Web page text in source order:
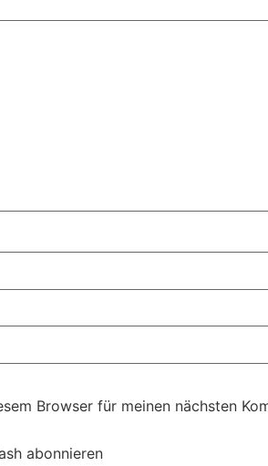
Browser für meinen nächsten
abonnieren